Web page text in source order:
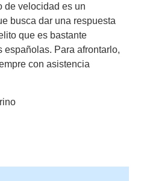
de velocidad es un
busca dar una respuesta
que es bastante
españolas. Para afrontarlo,
con asistencia